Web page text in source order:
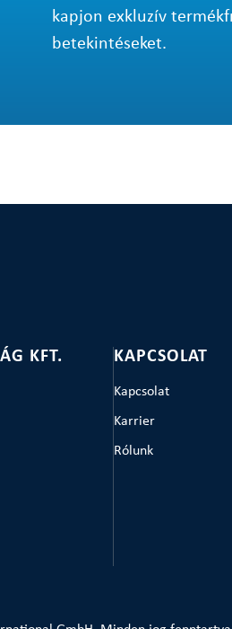
kapjon exkluzív
betekintéseket.
KFT. KAPCSOLAT
Kapcsolat
Karrier
Rólunk